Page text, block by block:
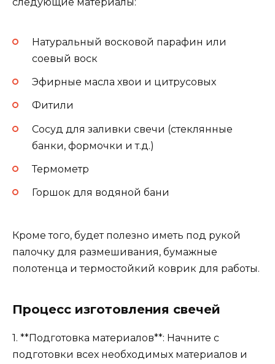
Натуральный восковой парафин или
соевый воск
Эфирные масла хвои и цитрусовых
Фитили
Сосуд для заливки свечи (стеклянные
банки, формочки и т.д.)
Термометр
Горшок для водяной бани
Кроме того, будет полезно иметь под рукой
палочку для размешивания, бумажные
полотенца и термостойкий коврик для работы.
Процесс изготовления свечей
1. **Подготовка материалов**: Начните с
подготовки всех необходимых материалов и